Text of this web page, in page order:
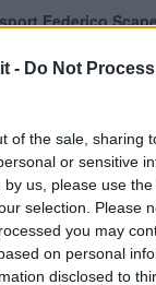
- Do Not
of the sale, sharing
or sensitive
us, please use
selection. Please
you may
on personal
disclosed to
Federico
pubblica per la
È il nuovo modello
in cui “Sport nei
le attività che fanno
- ma tengo
i pochi in Italia ad